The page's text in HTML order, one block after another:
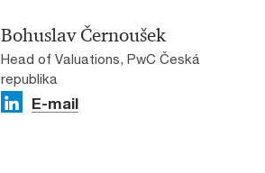
Bohuslav Černoušek
Head of Valuations, PwC Česká
republika
E-mail